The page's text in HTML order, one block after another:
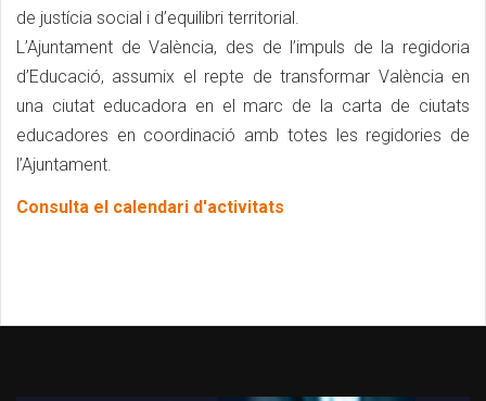
de justícia social i d’equilibri territorial.
L’Ajuntament de València, des de l’impuls de la regidoria
d’Educació, assumix el repte de transformar València en
una ciutat educadora en el marc de la carta de ciutats
educadores en coordinació amb totes les regidories de
l’Ajuntament.
Consulta el calendari d'activitats